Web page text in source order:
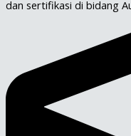
dan sertifikasi di bidang